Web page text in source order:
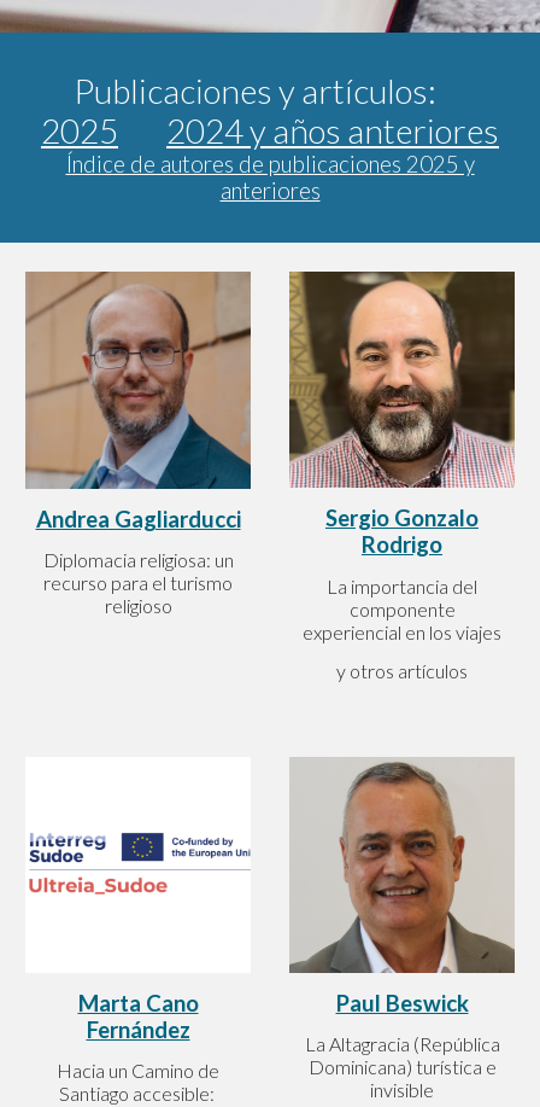
Publicaciones y artículos:
2025
2024 y años anteriores
Índice de autores de publicaciones 2025 y
anteriores
Andrea Gagliarducci
Diplomacia religiosa: un
recurso para el turismo
religioso
Sergio Gonzalo
Rodrigo
La importancia del
componente
experiencial en los viajes
y otros artículos
Marta Cano
Fernández
Hacia un Camino de
Santiago accesible:
Paul Beswick
La Altagracia (República
Dominicana) turística e
invisible